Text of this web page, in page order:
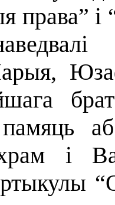
права” i
памяць
храм і